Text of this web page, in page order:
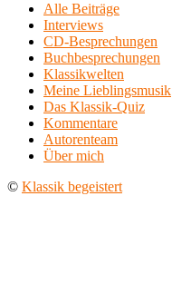
Alle Beiträge
Interviews
CD-Besprechungen
Buchbesprechungen
Klassikwelten
Meine Lieblingsmusik
Das Klassik-Quiz
Kommentare
Autorenteam
Über mich
© Klassik begeistert